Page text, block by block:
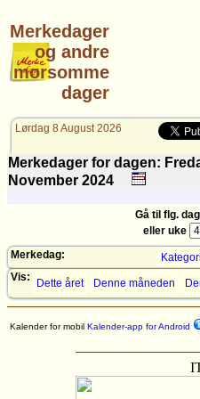
Merkedager
og andre
morsomme
dager
Lørdag 8 August 2026
Merkedager for dagen:
November 2024
Gå til flg. dag
eller uke
Merkedag:
Vis:
Dette året Denne måneden
Kalender for mobil Kalender-app for Android